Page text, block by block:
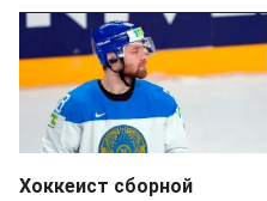
Хоккеист сборной